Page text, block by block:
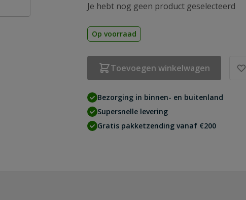
Je hebt nog geen product geselecteerd
Op voorraad
Toevoegen winkelwagen
Bezorging in binnen- en buitenland
Supersnelle levering
Gratis pakketzending vanaf €200